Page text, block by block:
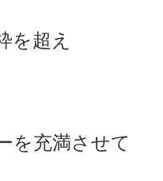
を超え
を充満させて